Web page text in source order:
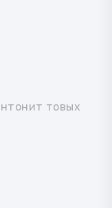
товых